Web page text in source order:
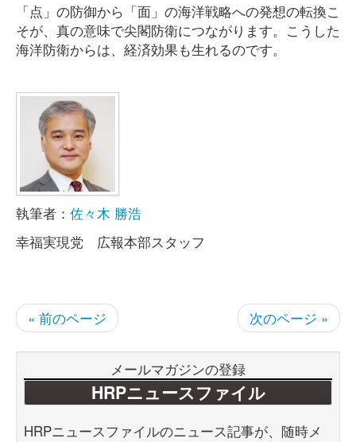
「点」の防御から「面」の海洋戦略への発想の転換こ
そが、真の意味で尖閣防衛につながります。こうした
海洋防衛からは、経済効果も生れるのです。
執筆者： 佐々木 勝浩
幸福実現党 広報本部スタッフ
« 前のページ 次のページ »
メールマガジンの登録
HRPニュースファイル
HRPニュースファイルのニュース記事が、随時メ